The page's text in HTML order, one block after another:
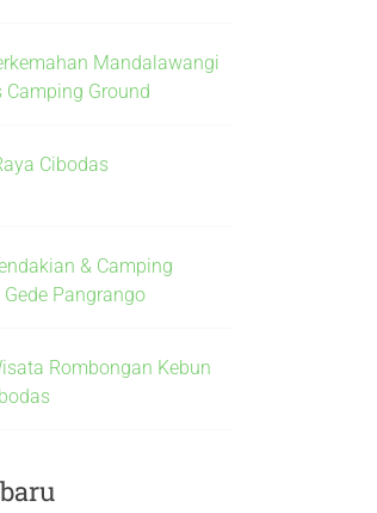
Mandalawangi
Camping Ground
Cibodas
& Camping
Gede Pangrango
Rombongan Kebun